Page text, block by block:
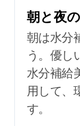
朝と夜
朝は水分
う。優し
水分補給
用して、
す。